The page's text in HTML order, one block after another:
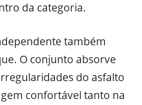
da categoria.
também
O conjunto absorve
do asfalto
confortável tanto na